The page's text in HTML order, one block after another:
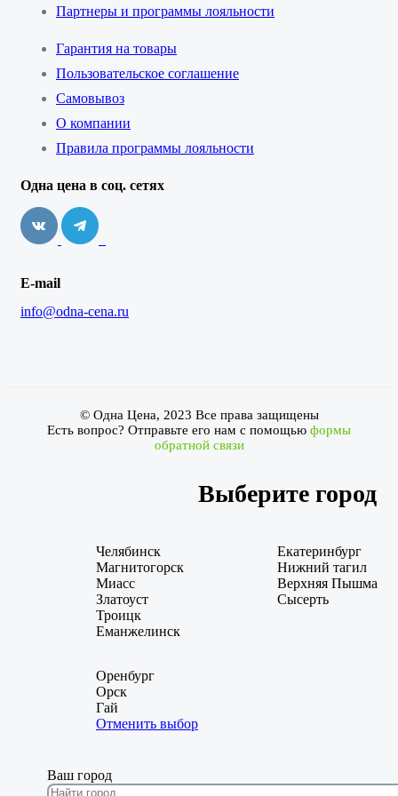
Партнеры и программы лояльности
Гарантия на товары
Пользовательское соглашение
Самовывоз
О компании
Правила программы лояльности
Одна цена в соц. сетях
E-mail
info@odna-cena.ru
© Одна Цена, 2023 Все права защищены
Есть вопрос? Отправьте его нам с помощью формы
обратной связи
Выберите город
Челябинск
Магнитогорск
Миасс
Златоуст
Троицк
Еманжелинск
Екатеринбург
Нижний тагил
Верхняя Пышма
Сысерть
Оренбург
Орск
Гай
Отменить выбор
Ваш город